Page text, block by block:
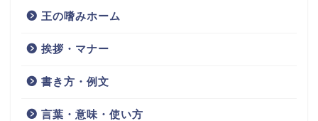
王の嗜みホーム
挨拶・マナー
書き方・例文
言葉・意味・使い方